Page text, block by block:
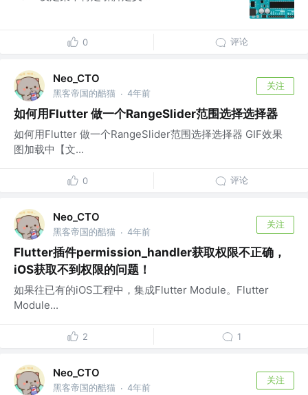
0 评论
Neo_CTO
黑客帝国的酷猫 · 4年前
关注
如何用Flutter 做一个RangeSlider范围选择选择器
如何用Flutter 做一个RangeSlider范围选择选择器 GIF效果
图加载中【文...
0 评论
Neo_CTO
黑客帝国的酷猫 · 4年前
关注
Flutter插件permission_handler获取权限不正确，
iOS获取不到权限的问题！
如果往已有的iOS工程中，集成Flutter Module。Flutter
Module...
2 1
Neo_CTO
黑客帝国的酷猫 · 4年前
关注